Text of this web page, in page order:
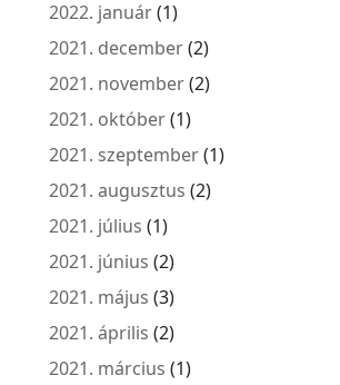
2022. január(1)
2021. december(2)
2021. november(2)
2021. október(1)
2021. szeptember(1)
2021. augusztus (2)
2021. július (1)
2021. június (2)
2021. május (3)
2021. április (2)
2021. március (1)